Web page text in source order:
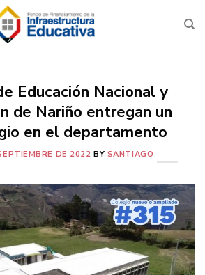
Educación Nacional y
de Nariño entregan un
en el departamento
DE 2022 BY SANTIAGO